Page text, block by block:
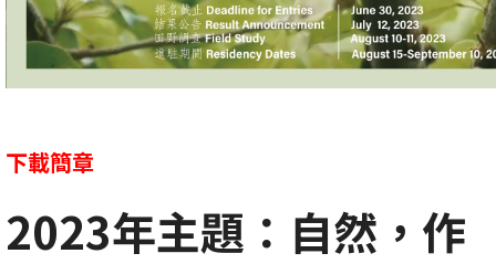
下載簡章
2023年主題：自然，作